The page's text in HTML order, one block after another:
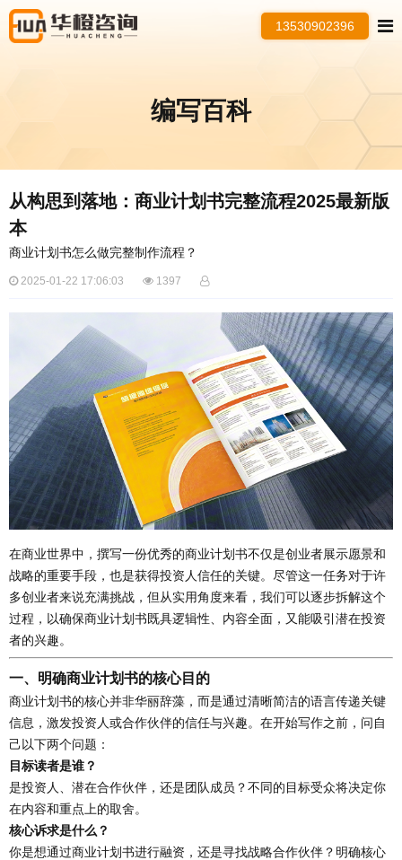
13530902396
编写百科
从构思到落地：商业计划书完整流程2025最新版
本
商业计划书怎么做完整制作流程？
2025-01-22 17:06:03 1397
在商业世界中，撰写一份优秀的商业计划书不仅是创业者展示愿景和
战略的重要手段，也是获得投资人信任的关键。尽管这一任务对于许
多创业者来说充满挑战，但从实用角度来看，我们可以逐步拆解这个
过程，以确保商业计划书既具逻辑性、内容全面，又能吸引潜在投资
者的兴趣。
一、明确商业计划书的核心目的
商业计划书的核心并非华丽辞藻，而是通过清晰简洁的语言传递关键
信息，激发投资人或合作伙伴的信任与兴趣。在开始写作之前，问自
己以下两个问题：
目标读者是谁？
是投资人、潜在合作伙伴，还是团队成员？不同的目标受众将决定你
在内容和重点上的取舍。
核心诉求是什么？
你是想通过商业计划书进行融资，还是寻找战略合作伙伴？明确核心